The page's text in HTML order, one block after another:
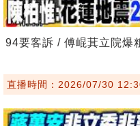
94要客訴 / 傅崐萁立院爆
直播時間：2026/07/30